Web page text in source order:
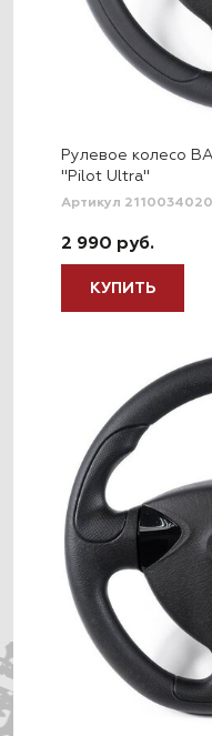
Рулевое колесо
"Pilot Ultra"
Артикул
2 990 руб.
КУПИТЬ